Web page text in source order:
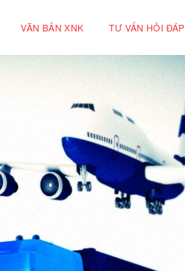
VĂN BẢN XNK TƯ VẤN HỎI ĐÁP